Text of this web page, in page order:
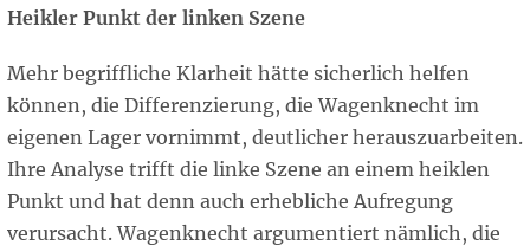
Heikler Punkt der linken Szene
Mehr begriffliche Klarheit hätte sicherlich helfen
können, die Differenzierung, die Wagenknecht im
eigenen Lager vornimmt, deutlicher herauszuarbeiten.
Ihre Analyse trifft die linke Szene an einem heiklen
Punkt und hat denn auch erhebliche Aufregung
verursacht. Wagenknecht argumentiert nämlich, die